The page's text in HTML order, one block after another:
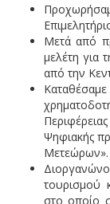
Μετά από
μελέτη για
από την
Ψηφιακής
Μετεώρων».
τουρισμού
στο οποίο